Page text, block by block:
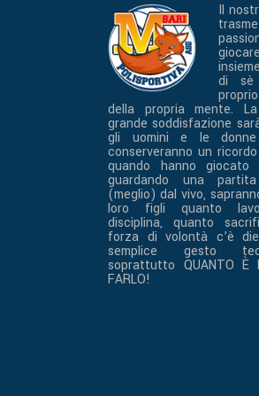
Il
di sè
della propria mente.
grande soddisfazione
gli uomini e le
conserveranno un
quando hanno
guardando una
(meglio) dal vivo,
loro figli quanto
disciplina, quanto
forza di volontà c’è
semplice gesto
soprattutto QUANTO È
FARLO!